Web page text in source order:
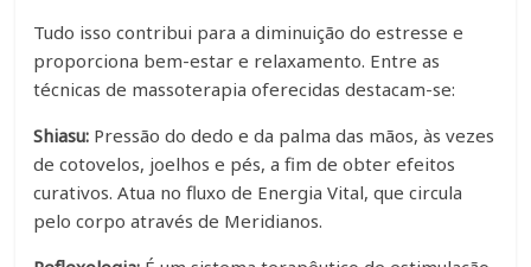
Tudo isso contribui para a diminuição do estresse e
proporciona bem-estar e relaxamento. Entre as
técnicas de massoterapia oferecidas destacam-se:
Shiasu: Pressão do dedo e da palma das mãos, às vezes
de cotovelos, joelhos e pés, a fim de obter efeitos
curativos. Atua no fluxo de Energia Vital, que circula
pelo corpo através de Meridianos.